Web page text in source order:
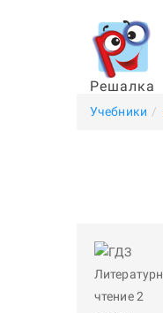
Решалка
Учебники